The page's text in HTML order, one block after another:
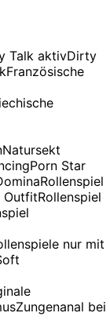
Talk aktivDirty
Französische
Natursekt
Porn Star
Rollenspiel
OutfitRollenspiel
nur mit
Zungenanal bei